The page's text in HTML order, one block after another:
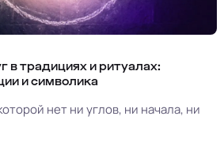
в традициях и ритуалах:
и символика
нет ни углов, ни начала, ни